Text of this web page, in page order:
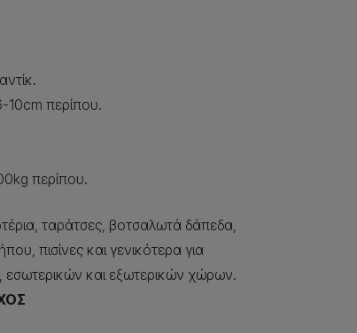
10cm περίπου.
περίπου.
ταράτσες, βοτσαλωτά δάπεδα,
πισίνες και γενικότερα για
και εξωτερικών χώρων.